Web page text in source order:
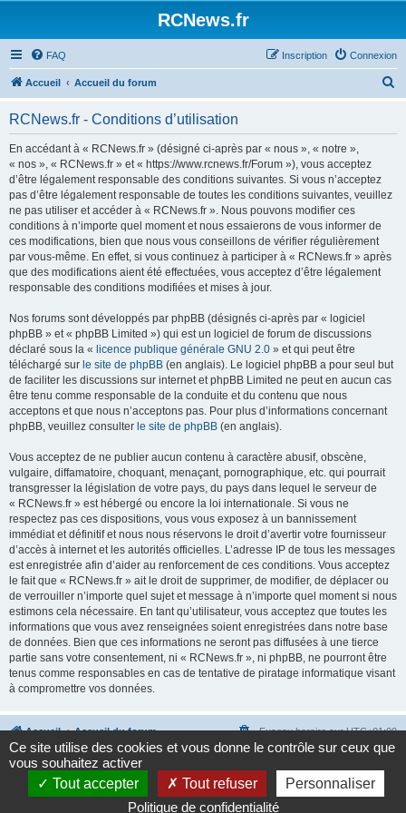
RCNews.fr
FAQ Connexion
Inscription
Accueil Accueil du forum
RCNews.fr - Conditions d’utilisation
En accédant à « RCNews.fr » (désigné ci-après par « nous », « notre »,
« nos », « RCNews.fr » et « https://www.rcnews.fr/Forum »), vous acceptez
d’être légalement responsable des conditions suivantes. Si vous n’acceptez
pas d’être légalement responsable de toutes les conditions suivantes, veuillez
ne pas utiliser et accéder à « RCNews.fr ». Nous pouvons modifier ces
conditions à n’importe quel moment et nous essaierons de vous informer de
ces modifications, bien que nous vous conseillons de vérifier régulièrement
par vous-même. En effet, si vous continuez à participer à « RCNews.fr » après
que des modifications aient été effectuées, vous acceptez d’être légalement
responsable des conditions modifiées et mises à jour.
Nos forums sont développés par phpBB (désignés ci-après par « logiciel
phpBB » et « phpBB Limited ») qui est un logiciel de forum de discussions
déclaré sous la « licence publique générale GNU 2.0 » et qui peut être
téléchargé sur le site de phpBB (en anglais). Le logiciel phpBB a pour seul but
de faciliter les discussions sur internet et phpBB Limited ne peut en aucun cas
être tenu comme responsable de la conduite et du contenu que nous
acceptons et que nous n’acceptons pas. Pour plus d’informations concernant
phpBB, veuillez consulter le site de phpBB (en anglais).
Vous acceptez de ne publier aucun contenu à caractère abusif, obscène,
vulgaire, diffamatoire, choquant, menaçant, pornographique, etc. qui pourrait
transgresser la législation de votre pays, du pays dans lequel le serveur de
« RCNews.fr » est hébergé ou encore la loi internationale. Si vous ne
respectez pas ces dispositions, vous vous exposez à un bannissement
immédiat et définitif et nous nous réservons le droit d’avertir votre fournisseur
d’accès à internet et les autorités officielles. L’adresse IP de tous les messages
est enregistrée afin d’aider au renforcement de ces conditions. Vous acceptez
le fait que « RCNews.fr » ait le droit de supprimer, de modifier, de déplacer ou
de verrouiller n’importe quel sujet et message à n’importe quel moment si nous
estimons cela nécessaire. En tant qu’utilisateur, vous acceptez que toutes les
informations que vous avez renseignées soient enregistrées dans notre base
de données. Bien que ces informations ne seront pas diffusées à une tierce
partie sans votre consentement, ni « RCNews.fr », ni phpBB, ne pourront être
tenus comme responsables en cas de tentative de piratage informatique visant
à compromettre vos données.
Accueil Accueil du forum Fuseau horaire surUTC+01:00
Développé par
Traduction française officielle©Qiaeru
Confidentialité|Conditions
Panneau de gestion des cookies
Ce site utilise des cookies et vous donne le contrôle sur ceux que
vous souhaitez activer
Tout accepter
Tout refuser
Personnaliser
Politique de confidentialité